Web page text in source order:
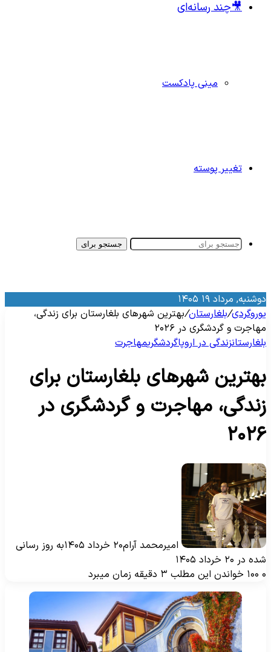
🎥چند رسانه‌ای
مینی پادکست
تغییر پوسته
جستجو برای
مرداد ۱۹ ۱۴۰۵
/بلغارستان/بهترین شهرهای بلغارستان برای زندگی،
و گردشگری در ۲۰۲۶
زندگی در اروپاگردشگریمهاجرت
شهرهای بلغارستان برای
مهاجرت و گردشگری در
امیرمحمد آرام۲۰ خرداد ۱۴۰۵
به روز رسانی
در ۲۰ خرداد ۱۴۰۵
خواندن این مطلب ۳ دقیقه زمان میبرد